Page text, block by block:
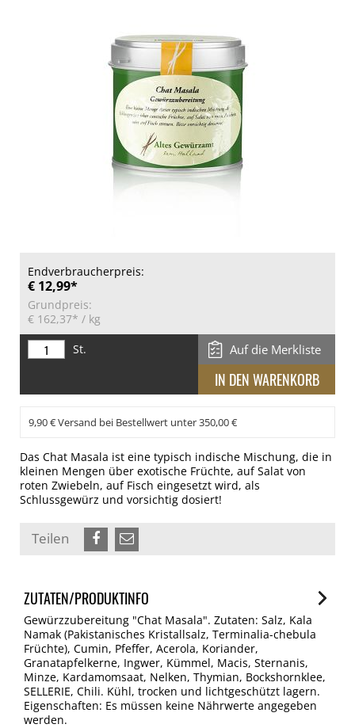
Endverbraucherpreis:
€ 12,99*
Grundpreis:
€ 162,37* / kg
St.
Auf die Merkliste
9,90 € Versand bei Bestellwert unter 350,00 €
Das Chat Masala ist eine typisch indische Mischung, die in
kleinen Mengen über exotische Früchte, auf Salat von
roten Zwiebeln, auf Fisch eingesetzt wird, als
Schlussgewürz und vorsichtig dosiert!
Teilen
ZUTATEN/PRODUKTINFO
Gewürzzubereitung "Chat Masala". Zutaten: Salz, Kala
Namak (Pakistanisches Kristallsalz, Terminalia-chebula
Früchte), Cumin, Pfeffer, Acerola, Koriander,
Granatapfelkerne, Ingwer, Kümmel, Macis, Sternanis,
Minze, Kardamomsaat, Nelken, Thymian, Bockshornklee,
SELLERIE, Chili. Kühl, trocken und lichtgeschützt lagern.
Eigenschaften: Es müssen keine Nährwerte angegeben
werden.